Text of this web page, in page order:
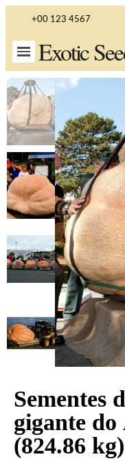
+00 123 4567
Exotic
Sementes
gigante
(824.86 kg)